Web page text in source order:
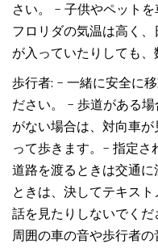
さい。 - 子供やペットを
フロリダの気温は高く
が入っていたりしても、
歩行者: - 一緒に安全に
ださい。 - 歩道がある
がない場合は、対向車
って歩きます。- 指定さ
道路を渡るときは交通
ときは、決してテキス
話を見たりしないでくだ
周囲の車の音や歩行者